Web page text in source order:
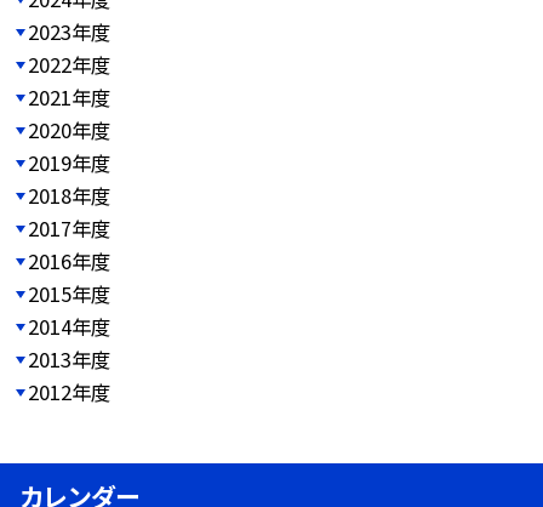
2023年度
2022年度
2021年度
2020年度
2019年度
2018年度
2017年度
2016年度
2015年度
2014年度
2013年度
2012年度
カレンダー